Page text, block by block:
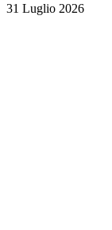
31 Luglio 2026